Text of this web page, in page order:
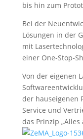
bis hin zum
Bei der
Lösungen in der
mit
einer One-Stop-
Von der eigenen
der hauseigenen
Service und
das Prinzip „Alles